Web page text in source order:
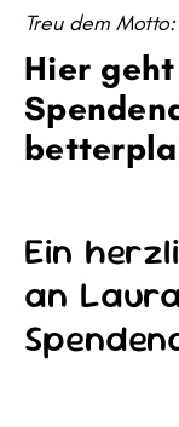
Treu dem Motto:
Hier geht
Ein
an